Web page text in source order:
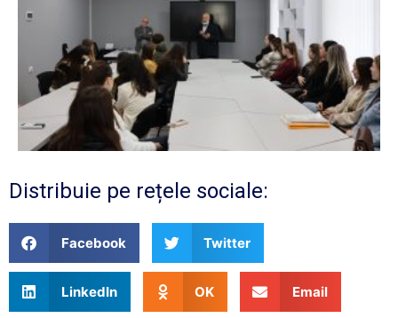
Distribuie pe rețele sociale:
Facebook Twitter
LinkedIn OK Email